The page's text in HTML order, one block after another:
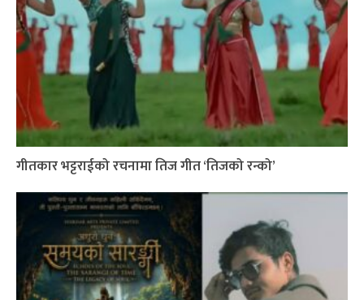
गीतकार भट्टराईको रचनामा तिज गीत ‘तिजको रन्को’